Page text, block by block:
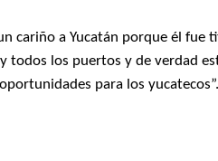
cariño a Yucatán porque él fue
todos los puertos y de verdad
para los yucatecos”.